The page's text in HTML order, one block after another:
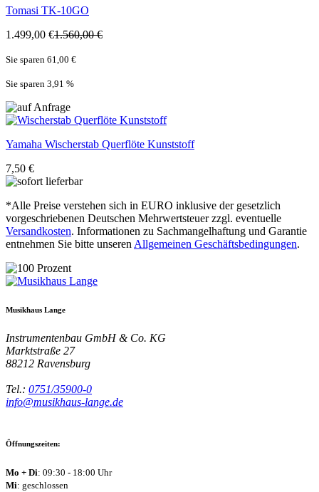
Tomasi TK-10GO
1.499,00 €1.560,00 €
Sie sparen 61,00 €
Sie sparen 3,91 %
Yamaha Wischerstab Querflöte Kunststoff
7,50 €
*Alle Preise verstehen sich in EURO inklusive der gesetzlich
vorgeschriebenen Deutschen Mehrwertsteuer zzgl. eventuelle
Versandkosten. Informationen zu Sachmangelhaftung und Garantie
entnehmen Sie bitte unserenAllgemeinen Geschäftsbedingungen.
Musikhaus Lange
Instrumentenbau GmbH & Co. KG
Marktstraße 27
88212 Ravensburg
Tel.: 0751/35900-0
info@musikhaus-lange.de
Öffnungszeiten:
Mo + Di: 09:30 - 18:00 Uhr
Mi: geschlossen